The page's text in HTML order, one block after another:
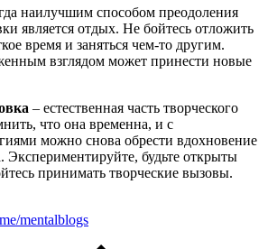
наилучшим способом преодоления
является отдых. Не бойтесь отложить
время и заняться чем-то другим.
взглядом может принести новые
– естественная часть творческого
что она временна, и с
можно снова обрести вдохновение
Экспериментируйте, будьте открыты
принимать творческие вызовы.
mentalblogs